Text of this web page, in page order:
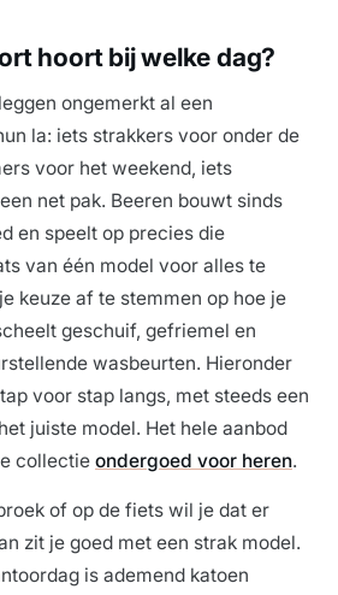
hoort bij welke dag?
ongemerkt al een
la: iets strakkers voor onder de
voor het weekend, iets
net pak. Beeren bouwt sinds
en speelt op precies die
van één model voor alles te
keuze af te stemmen op hoe je
geschuif, gefriemel en
wasbeurten. Hieronder
voor stap langs, met steeds een
juiste model. Het hele aanbod
collectie ondergoed voor heren.
of op de fiets wil je dat er
zit je goed met een strak model.
is ademend katoen